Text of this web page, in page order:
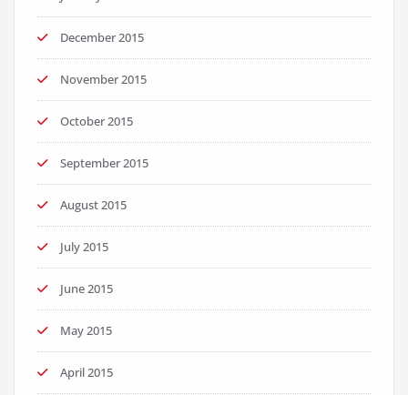
December 2015
November 2015
October 2015
September 2015
August 2015
July 2015
June 2015
May 2015
April 2015